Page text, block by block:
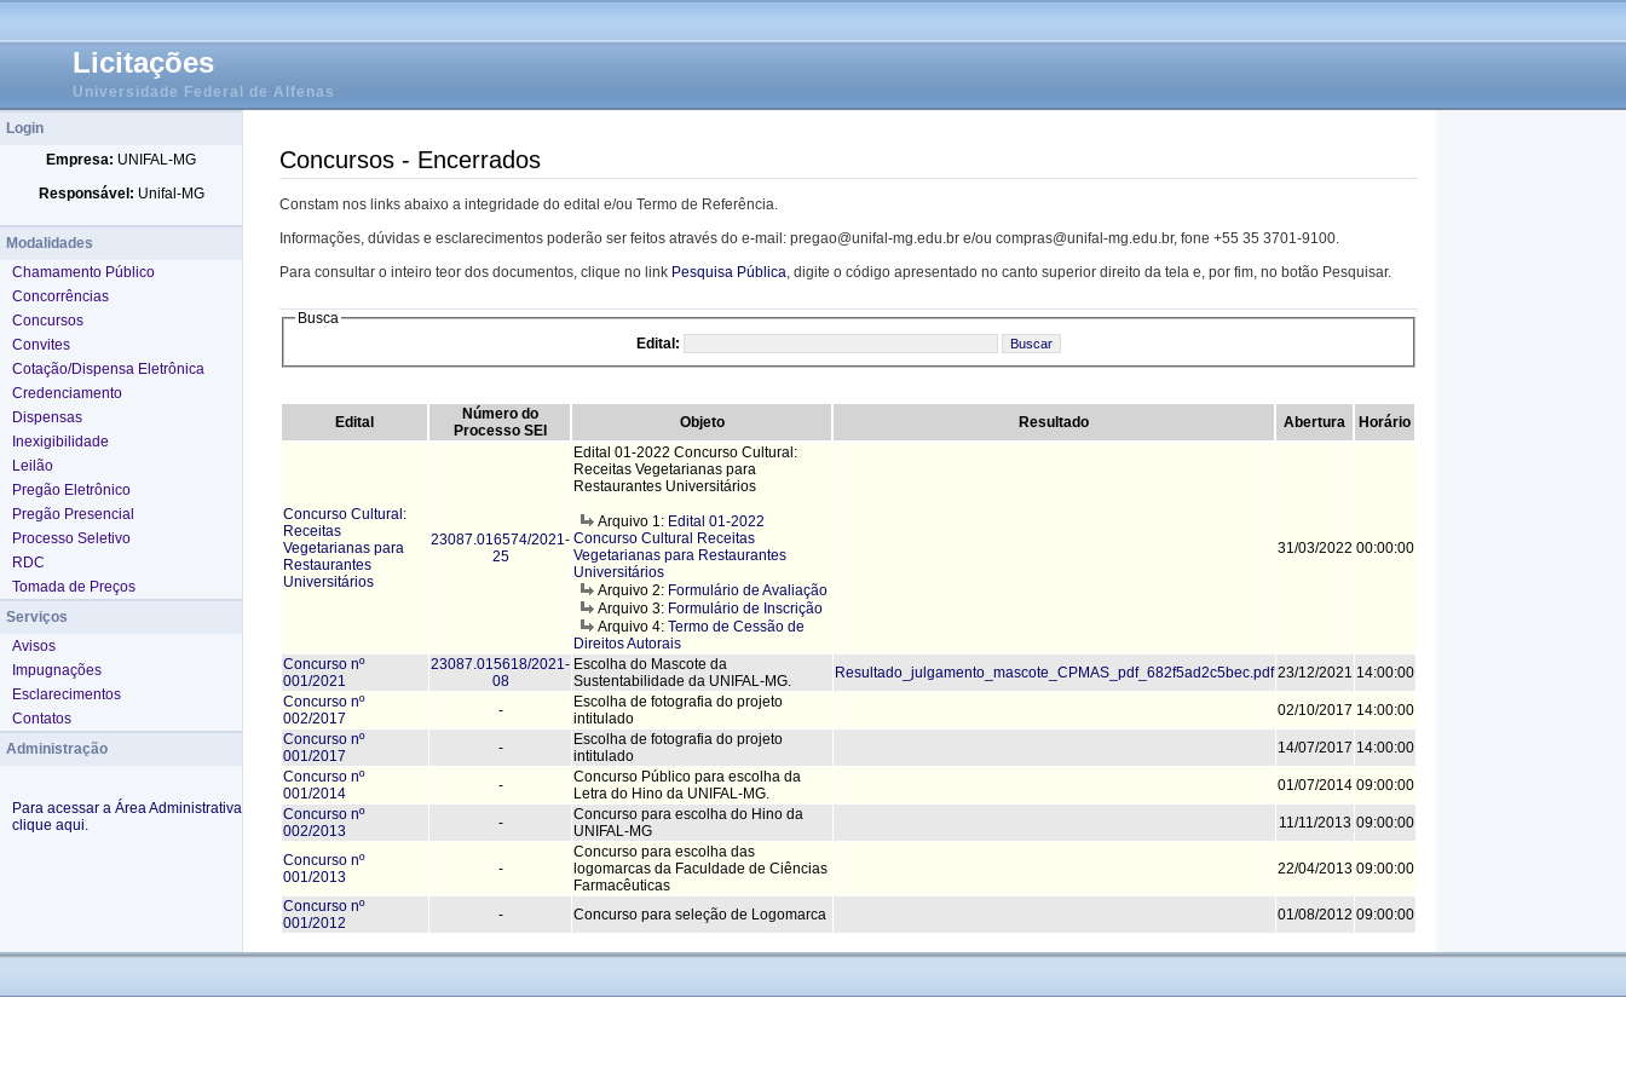
Licitações
Universidade Federal de Alfenas
Login
Empresa: UNIFAL-MG
Responsável: Unifal-MG
Modalidades
Chamamento Público
Concorrências
Concursos
Convites
Cotação/Dispensa Eletrônica
Credenciamento
Dispensas
Inexigibilidade
Leilão
Pregão Eletrônico
Pregão Presencial
Processo Seletivo
RDC
Tomada de Preços
Serviços
Avisos
Impugnações
Esclarecimentos
Contatos
Administração
Para acessar a Área Administrativa
clique aqui.
Concursos - Encerrados
Constam nos links abaixo a integridade do edital e/ou Termo de Referência.
Informações, dúvidas e esclarecimentos poderão ser feitos através do e-mail: pregao@unifal-mg.edu.br e/ou compras@unifal-mg.edu.br, fone +55 35 3701-9100.
Para consultar o inteiro teor dos documentos, clique no link Pesquisa Pública, digite o código apresentado no canto superior direito da tela e, por fim, no botão Pesquisar.
Busca
Edital:
Edital
Número do
Processo SEI
Objeto Resultado Abertura Horário
Concurso Cultural:
Receitas
Vegetarianas para
Restaurantes
Universitários
23087.016574/2021-
25
Edital 01-2022 Concurso Cultural:
Receitas Vegetarianas para
Restaurantes Universitários
Arquivo 1: Edital 01-2022
Concurso Cultural Receitas
Vegetarianas para Restaurantes
Universitários
Arquivo 2: Formulário de Avaliação
Arquivo 3: Formulário de Inscrição
Arquivo 4: Termo de Cessão de
Direitos Autorais
31/03/2022 00:00:00
Concurso nº
001/2021
23087.015618/2021-
08
Escolha do Mascote da
Sustentabilidade da UNIFAL-MG.
Resultado_julgamento_mascote_CPMAS_pdf_682f5ad2c5bec.pdf 23/12/2021 14:00:00
Concurso nº
002/2017
-
Escolha de fotografia do projeto
intitulado
02/10/2017 14:00:00
Concurso nº
001/2017
-
Escolha de fotografia do projeto
intitulado
14/07/2017 14:00:00
Concurso nº
001/2014
-
Concurso Público para escolha da
Letra do Hino da UNIFAL-MG.
01/07/2014 09:00:00
Concurso nº
002/2013
-
Concurso para escolha do Hino da
UNIFAL-MG
11/11/2013 09:00:00
Concurso nº
001/2013
-
Concurso para escolha das
logomarcas da Faculdade de Ciências
Farmacêuticas
22/04/2013 09:00:00
Concurso nº
001/2012
- Concurso para seleção de Logomarca 01/08/2012 09:00:00